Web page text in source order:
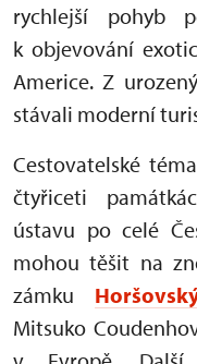
rychlejší pohyb
k objevování
Americe. Z
stávali moderní
Cestovatelské
čtyřiceti
ústavu po celé
mohou těšit na
zámku
Mitsuko